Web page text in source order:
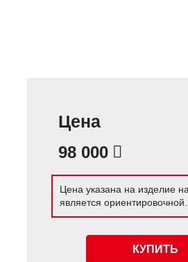
Цена
98 000
Цена указана на изделие
является ориентировочной.
КУПИТЬ